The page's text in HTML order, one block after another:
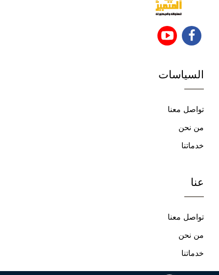
تابعنا
فيسبوك
تابعنا
السياسات
تواصل معنا
من نحن
خدماتنا
عنا
تواصل معنا
من نحن
خدماتنا